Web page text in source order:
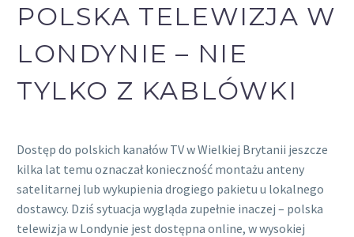
POLSKA TELEWIZJA W
LONDYNIE – NIE
TYLKO Z KABLÓWKI
Dostęp do polskich kanałów TV w Wielkiej Brytanii jeszcze
kilka lat temu oznaczał konieczność montażu anteny
satelitarnej lub wykupienia drogiego pakietu u lokalnego
dostawcy. Dziś sytuacja wygląda zupełnie inaczej – polska
telewizja w Londynie jest dostępna online, w wysokiej